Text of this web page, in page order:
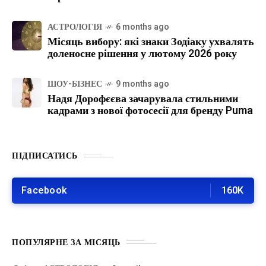
АСТРОЛОГІЯ 6 months ago
Місяць вибору: які знаки Зодіаку ухвалять
доленосне рішення у лютому 2026 року
ШОУ-БІЗНЕС 9 months ago
Надя Дорофєєва зачарувала стильними
кадрами з нової фотосесії для бренду Puma
ПІДПИСАТИСЬ
Facebook 160K
ПОПУЛЯРНЕ ЗА МІСЯЦЬ